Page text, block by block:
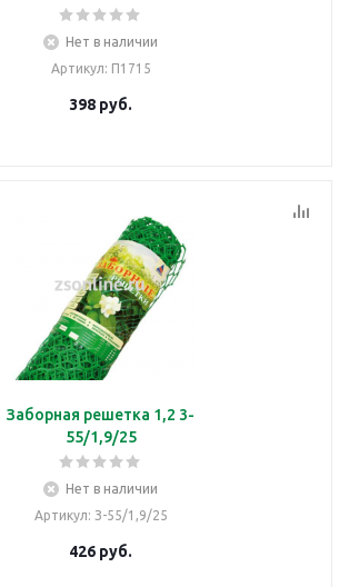
Нет в наличии
Артикул: П1715
398 руб.
Заборная решетка 1,2 3-
55/1,9/25
Нет в наличии
Артикул: З-55/1,9/25
426 руб.